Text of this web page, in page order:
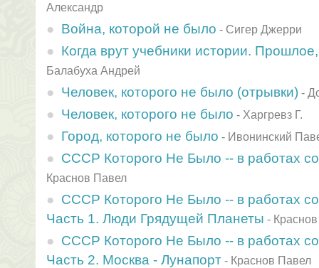
Александр
Война, которой не было - Сигер Джерри
Когда врут учебники истории.
Балабуха Андрей
Человек, которого не было (отрывки) -
Человек, которого не было - Харгревз Г.
Город, которого не было - Ивонинский
СССР Которого Не Было -- в работах
Краснов Павел
СССР Которого Не Было -- в работах
Часть 1. Люди Грядущей Планеты -
СССР Которого Не Было -- в работах
Часть 2. Москва - Лунапорт - Краснов Павел